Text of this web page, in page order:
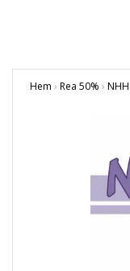
Hem › Rea 50% ›